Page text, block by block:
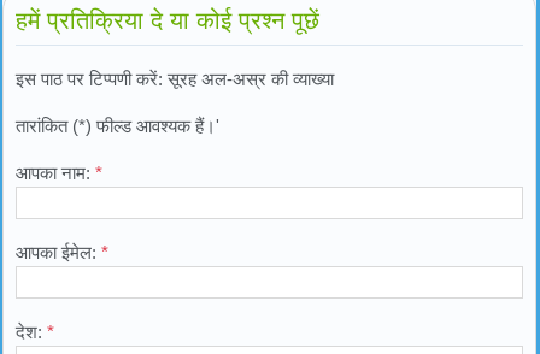
हमें प्रतिक्रिया दे या कोई प्रश्न पूछें
इस पाठ पर टिप्पणी करें: सूरह अल-अस्र की व्याख्या
तारांकित (*) फील्ड आवश्यक हैं।'
आपका नाम: *
आपका ईमेल: *
देश: *